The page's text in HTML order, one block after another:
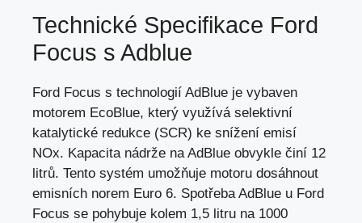
Technické Specifikace Ford
Focus s Adblue
Ford Focus s technologií AdBlue je vybaven
motorem EcoBlue, který využívá selektivní
katalytické redukce (SCR) ke snížení emisí
NOx. Kapacita nádrže na AdBlue obvykle činí 12
litrů. Tento systém umožňuje motoru dosáhnout
emisních norem Euro 6. Spotřeba AdBlue u Ford
Focus se pohybuje kolem 1,5 litru na 1000